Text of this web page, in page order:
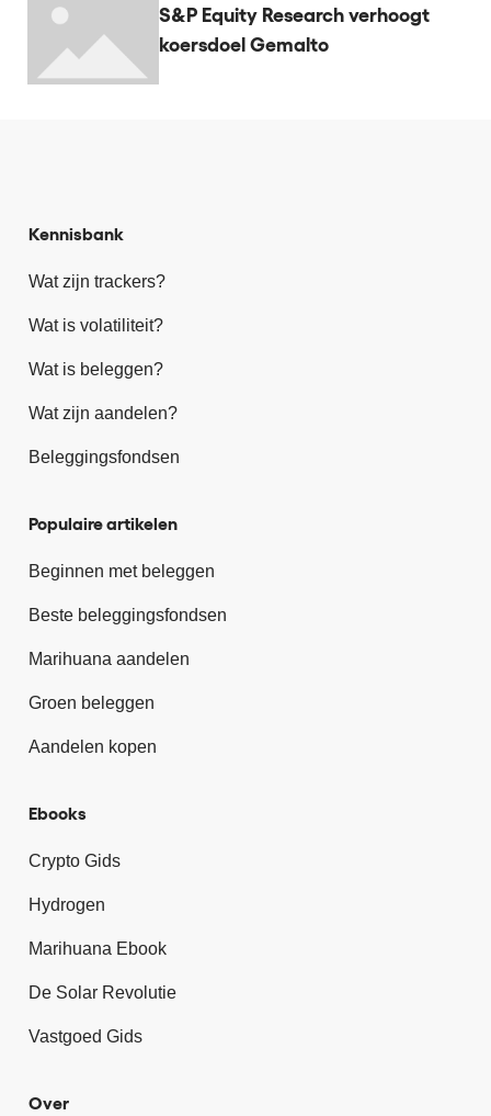
S&P Equity Research verhoogt
koersdoel Gemalto
Kennisbank
Wat zijn trackers?
Wat is volatiliteit?
Wat is beleggen?
Wat zijn aandelen?
Beleggingsfondsen
Populaire artikelen
Beginnen met beleggen
Beste beleggingsfondsen
Marihuana aandelen
Groen beleggen
Aandelen kopen
Ebooks
Crypto Gids
Hydrogen
Marihuana Ebook
De Solar Revolutie
Vastgoed Gids
Over